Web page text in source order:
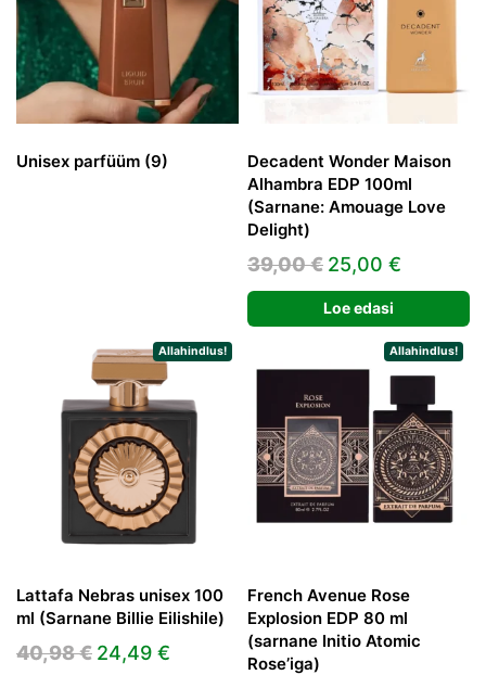
Unisex parfüüm (9)
Decadent Wonder Maison
Alhambra EDP 100ml
(Sarnane: Amouage Love
Delight)
39,00€ Algne
hind
oli:
39,00 €.
25,00 €
hind
on:
25,00 €.
Loe edasi
Allahindlus!
Lattafa Nebras unisex 100
ml (Sarnane Billie Eilishile)
40,98€ Algne
24,49 € Praegune
Allahindlus!
French Avenue Rose
Explosion EDP 80 ml
(sarnane Initio Atomic
Rose’iga)